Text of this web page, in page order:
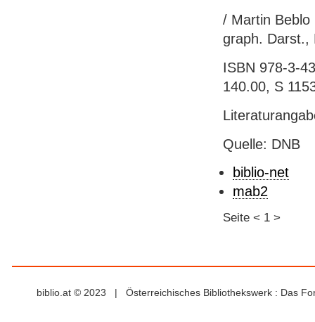
/ Martin
graph. Darst.,
ISBN 978-3-
140.00, S
Quelle: DNB
biblio-net
mab2
Seite < 1 >
biblio.at © 2023 | Österreichisches Bibliothekswerk : Das